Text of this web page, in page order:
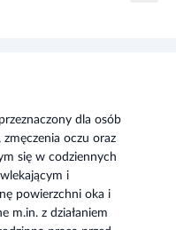
dla osób
oczu oraz
się w codziennych
i
powierzchni oka i
m.in. z działaniem